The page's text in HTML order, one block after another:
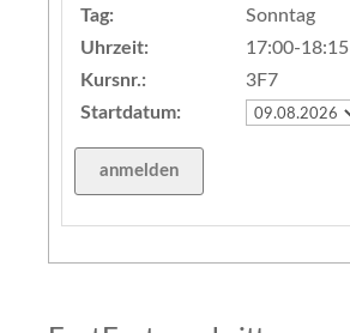
Tag:
Sonntag
Uhrzeit:
17:00-18:15
Kursnr.:
3F7
Startdatum: